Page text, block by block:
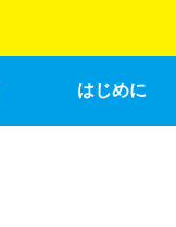
はじめに